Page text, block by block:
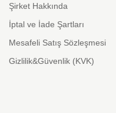
Şirket Hakkında
İptal ve İade Şartları
Mesafeli Satış Sözleşmesi
Gizlilik&Güvenlik (KVK)